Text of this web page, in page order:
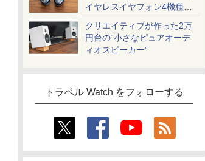
イヤレスイヤフォン4機種を
一気に聴く
クリエイティブが作った2万
円台の“小さなピュアオーデ
ィオスピーカー”
トラベル Watch をフォローする